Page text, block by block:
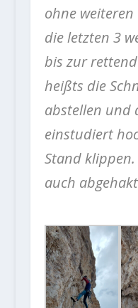
ohne
die letzten 3
bis zur
heißts die
abstellen und
einstudiert
Stand klippen.
auch